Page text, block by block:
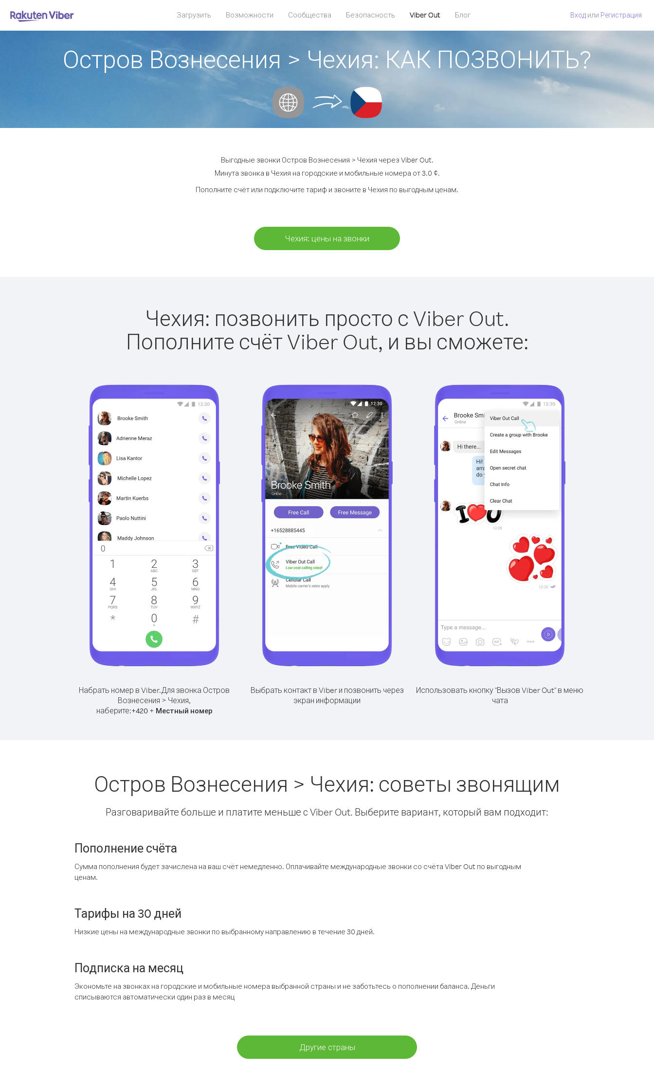
Загрузить Возможности Сообщества Безопасность Viber Out Блог Вход или Регистрация
Остров Вознесения > Чехия: КАК ПОЗВОНИТЬ?
Выгодные звонки Остров Вознесения > Чехия через Viber Out.
Минута звонка в Чехия на городские и мобильные номера от 3.0 ¢.
Пополните счёт или подключите тариф и звоните в Чехия по выгодным ценам.
Чехия: цены на звонки
Чехия: позвонить просто с Viber Out.
Пополните счёт Viber Out, и вы сможете:
Набрать номер в Viber.Для звонка Остров
Вознесения > Чехия,
наберите:+420+ Местный номер
Выбрать контакт в Viber и позвонить через
экран информации
Использовать кнопку "Вызов Viber Out" в меню
чата
Остров Вознесения > Чехия: советы звонящим
Разговаривайте больше и платите меньше с Viber Out. Выберите вариант, который вам подходит:
Пополнение счёта
Сумма пополнения будет зачислена на ваш счёт немедленно. Оплачивайте международные звонки со счёта Viber Out по выгодным
ценам.
Тарифы на 30 дней
Низкие цены на международные звонки по выбранному направлению в течение 30 дней.
Подписка на месяц
Экономьте на звонках на городские и мобильные номера выбранной страны и не заботьтесь о пополнении баланса. Деньги
списываются автоматически один раз в месяц
Другие страны